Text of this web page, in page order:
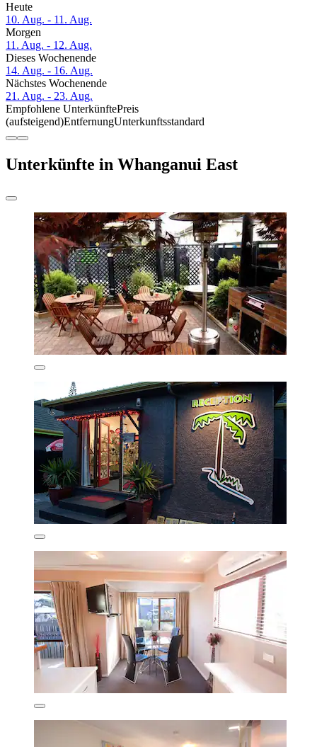
Heute
10. Aug. - 11. Aug.
Morgen
11. Aug. - 12. Aug.
Dieses Wochenende
14. Aug. - 16. Aug.
Nächstes Wochenende
21. Aug. - 23. Aug.
Empfohlene UnterkünftePreis
(aufsteigend)EntfernungUnterkunftsstandard
Unterkünfte in Whanganui East